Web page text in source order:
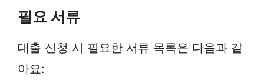
필요 서류
대출 신청 시 필요한 서류 목록은 다음과 같
아요: